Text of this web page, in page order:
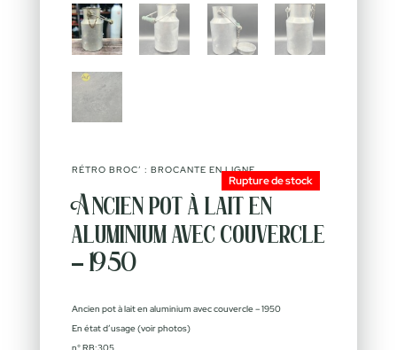
RÉTRO BROC’ : BROCANTE EN LIGNE
Ancien pot à lait en
aluminium avec couvercle
– 1950
Rupture de stock
Ancien pot à lait en aluminium avec couvercle – 1950
En état d’usage (voir photos)